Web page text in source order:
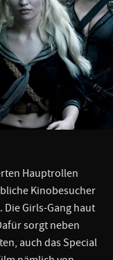
Hauptrollen
Kinobesucher
Girls-Gang haut
sorgt neben
auch das Special